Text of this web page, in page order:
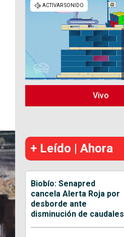
Vivo
+ Leído | Ahora
Biobío: Senapred
cancela Alerta Roja por
desborde ante
disminución de caudales